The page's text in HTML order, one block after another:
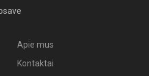
Apie mus
Kontaktai